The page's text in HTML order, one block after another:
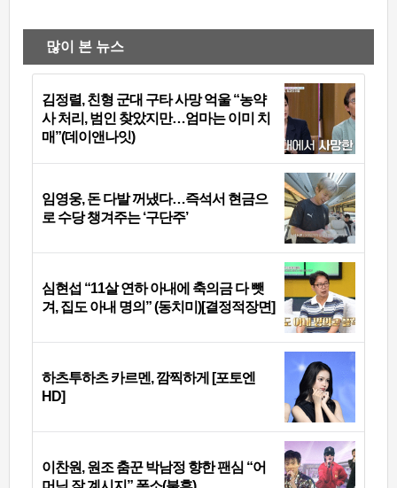
많이 본 뉴스
김정렬, 친형 군대 구타 사망 억울 “농약
사 처리, 범인 찾았지만…엄마는 이미 치
매”(데이앤나잇)
임영웅, 돈 다발 꺼냈다…즉석서 현금으
로 수당 챙겨주는 ‘구단주’
심현섭 “11살 연하 아내에 축의금 다 뺏
겨, 집도 아내 명의” (동치미)[결정적장면]
하츠투하츠 카르멘, 깜찍하게 [포토엔
HD]
이찬원, 원조 춤꾼 박남정 향한 팬심 “어